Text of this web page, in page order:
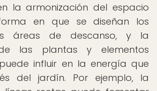
la armonización del espacio
en que se diseñan los
áreas de descanso, y la
las plantas y elementos
influir en la energía que
del jardín. Por ejemplo, la